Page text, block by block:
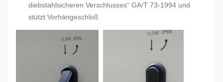
diebstahlsicheren Verschlusses“ GA/T 73-1994 und
stützt Vorhängeschloß